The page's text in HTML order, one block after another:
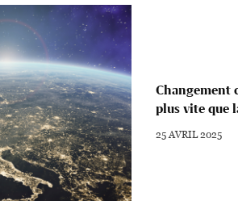
Changement
plus vite que
25 AVRIL 2025